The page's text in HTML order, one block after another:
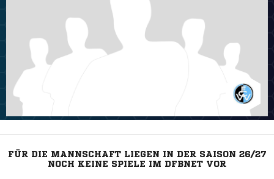
FÜR DIE MANNSCHAFT LIEGEN IN DER SAISON 26/27
NOCH KEINE SPIELE IM DFBNET VOR